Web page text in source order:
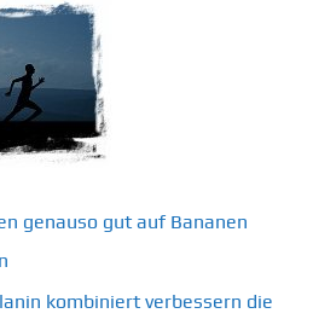
genauso gut auf Bananen
kombiniert verbessern die